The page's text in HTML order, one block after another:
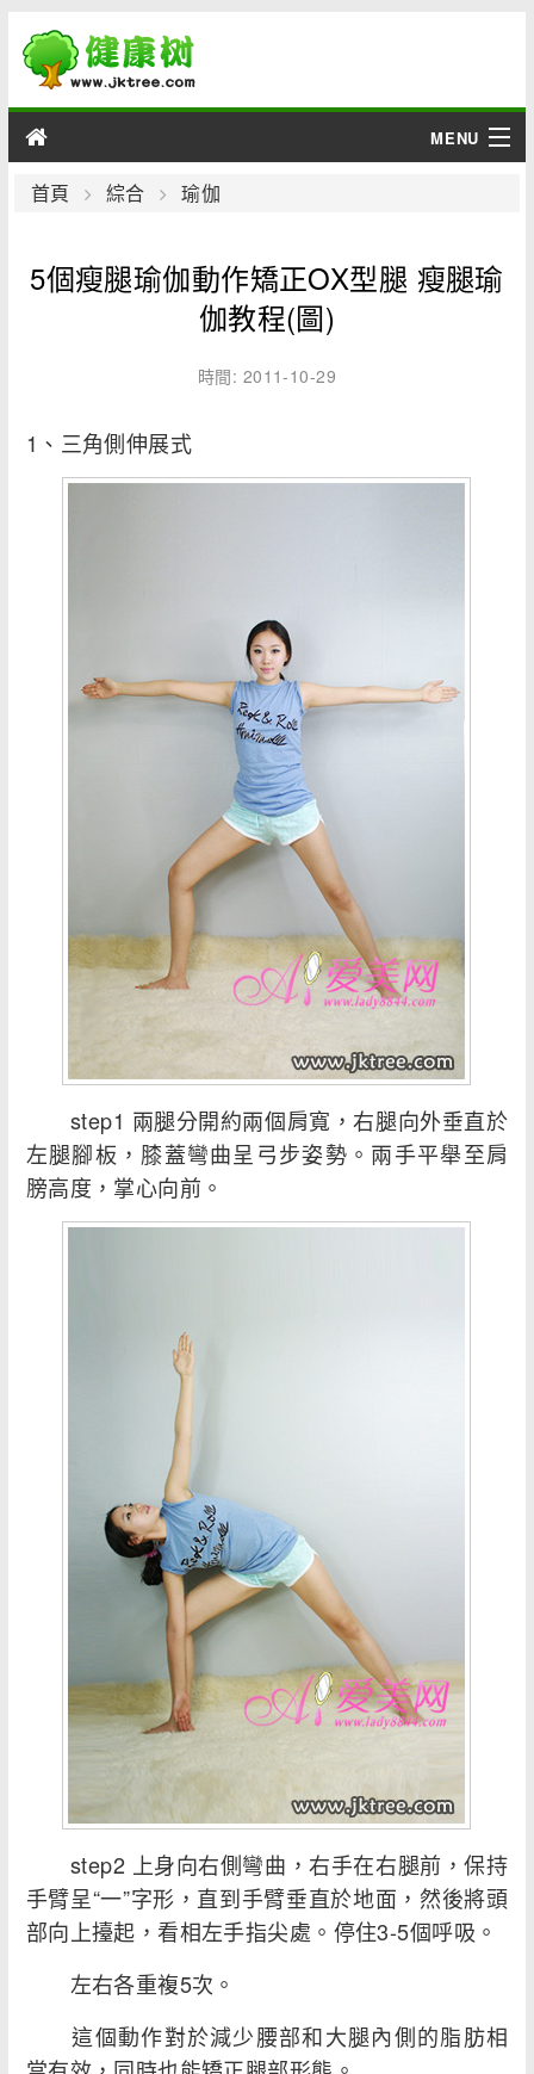
MENU
男性
疾病
首頁 綜合 瑜伽
5個瘦腿瑜伽動作矯正OX型腿 瘦腿瑜
伽教程(圖)
時間: 2011-10-29
1、三角側伸展式
step1 兩腿分開約兩個肩寬，右腿向外垂直於
左腿腳板，膝蓋彎曲呈弓步姿勢。兩手平舉至肩
膀高度，掌心向前。
step2 上身向右側彎曲，右手在右腿前，保持
手臂呈“一”字形，直到手臂垂直於地面，然後將頭
部向上擡起，看相左手指尖處。停住3-5個呼吸。
左右各重複5次。
這個動作對於減少腰部和大腿內側的脂肪相